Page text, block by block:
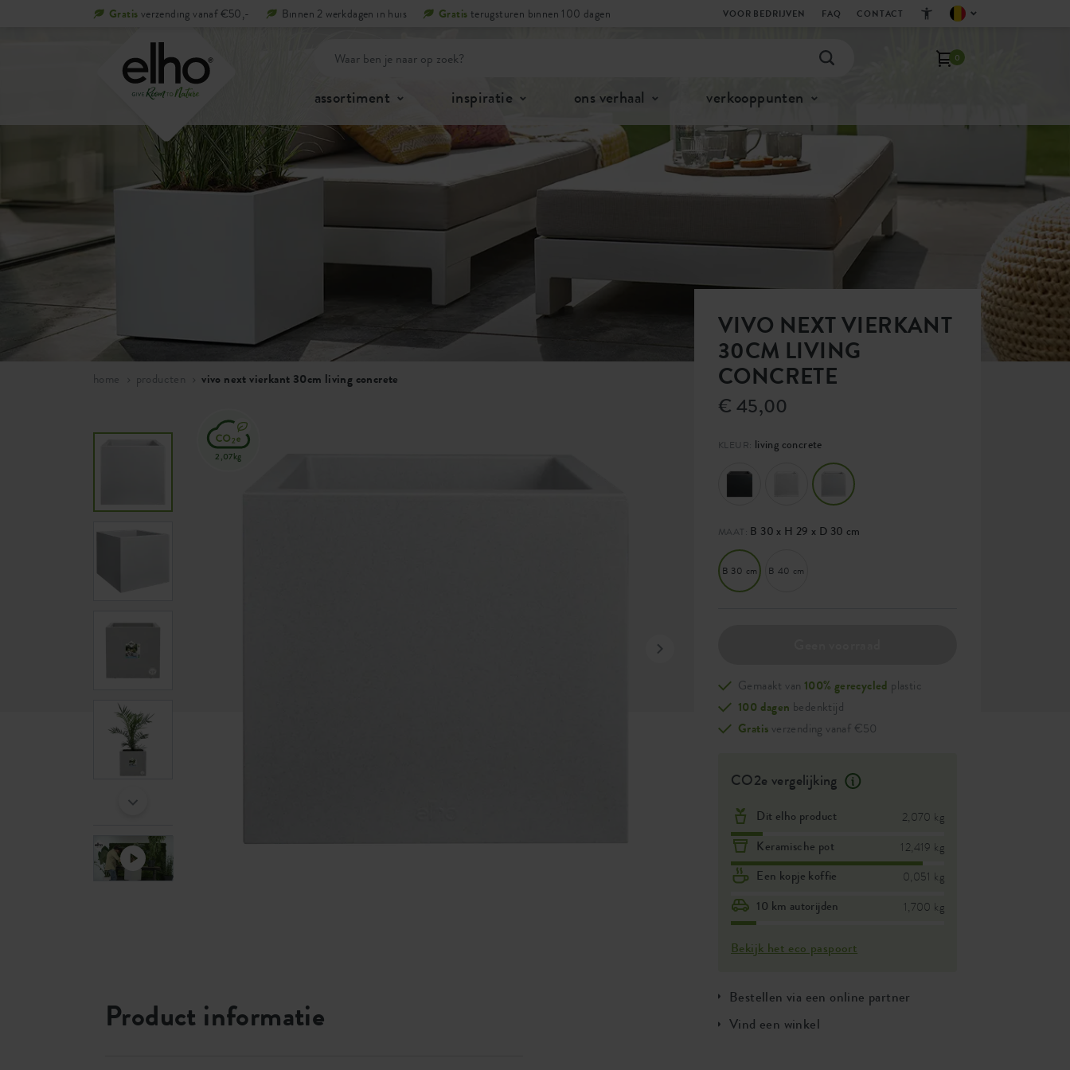
Gratis verzending vanaf €50,- Binnen 2 werkdagen in huis Gratis terugsturen binnen 100 dagen VOOR BEDRIJVEN FAQ CONTACT
0
assortiment inspiratie ons verhaal verkooppunten
home producten vivo next vierkant 30cm living concrete
VIVO NEXT VIERKANT
30CM LIVING
CONCRETE
€ 45,00
KLEUR: living concrete
MAAT: B 30 x H 29 x D 30 cm
B 30 cm B 40 cm
Gemaakt van 100% gerecycled plastic
100 dagen bedenktijd
Gratis verzending vanaf €50
CO2e vergelijking
Dit elho product 2,070 kg
Keramische pot 12,419 kg
Een kopje koffie 0,051 kg
10 km autorijden 1,700 kg
Bekijk het eco paspoort
Bestellen via een online partner
Vind een winkel
2,07kg
Product informatie